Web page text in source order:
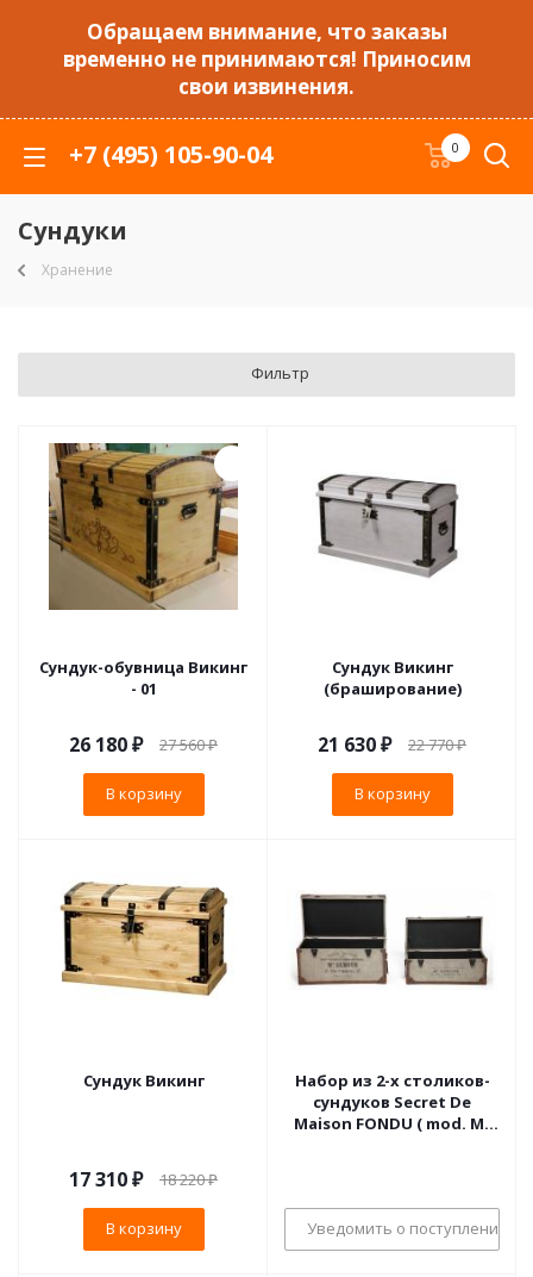
Обращаем внимание, что заказы
временно не принимаются! Приносим
свои извинения.
+7 (495) 105-90-04 0
Сундуки
Хранение
Фильтр
Сундук-обувница Викинг
- 01
26 180₽ 27 560₽
В корзину
Сундук Викинг
(браширование)
21 630₽ 22 770₽
В корзину
Сундук Викинг
17 310₽ 18 220₽
В корзину
Набор из 2-х столиков-
сундуков Secret De
Maison FONDU ( mod. M-
коричневый,
Уведомить о поступлении